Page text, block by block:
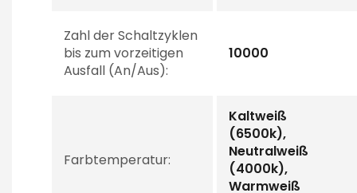
Zahl der Schaltzyklen
bis zum vorzeitigen
Ausfall (An/Aus):
10000
Farbtemperatur:
Kaltweiß
(6500k),
Neutralweiß
(4000k),
Warmweiß